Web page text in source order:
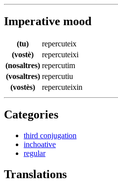
Imperative mood
(tu)
repercuteix
(vostè)
repercuteixi
(nosaltres) repercutim
(vosaltres) repercutiu
(vostès)
repercuteixin
Categories
third conjugation
inchoative
regular
Translations